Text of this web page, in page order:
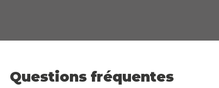
Questions fréquentes